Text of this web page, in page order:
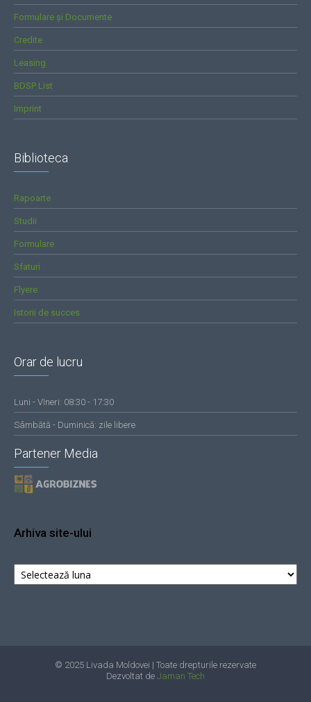
Formulare și Documente
Credite
Leasing
BDSP List
Imprint
Biblioteca
Rapoarte
Studii
Formulare
Sfaturi
Flyere
Istorii de succes
Orar de lucru
Luni - VIneri: 08:30 - 17:30
Sâmbătă - Duminică: zile libere
Partener Media
Arhiva site-ului
Arhiva
site-
© 2025 Livada Moldovei | Toate drepturile rezervate
Dezvoltat de Jaman Tech